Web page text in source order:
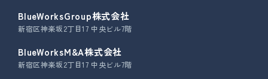
BlueWorksGroup株式会社
新宿区神楽坂2丁目17 中央ビル7階
BlueWorksM&A株式会社
新宿区神楽坂2丁目17 中央ビル7階